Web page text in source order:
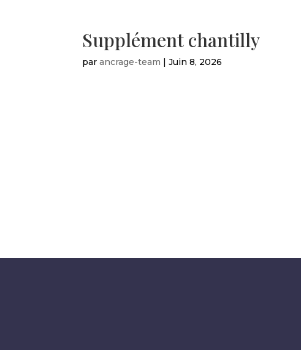
Supplément chantilly
parancrage-team |Juin 8, 2026